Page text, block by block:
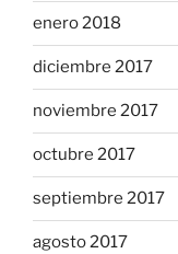
enero 2018
diciembre 2017
noviembre 2017
octubre 2017
septiembre 2017
agosto 2017